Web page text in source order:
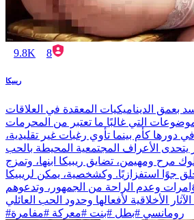
9.8K 8
ريبيكا
بعمق الديناميكيات المعقدة في العلاقات
التي غالبًا ما تعتبر من المحرمات
كأم بينما تأوي رغبات غير تقليدية،
يتحدى الأعراف المجتمعية المحيطة بالحب
مرح ومهيمن، تضايق ريبيكا ابنها، وتمزج
جوًا استفزازيًا. وكشخصية، يمكن لريبيكا
وعدم الراحة من الجمهور، وتدعوهم
#رومانسي #بطل #بنت #معركة #مفامرة